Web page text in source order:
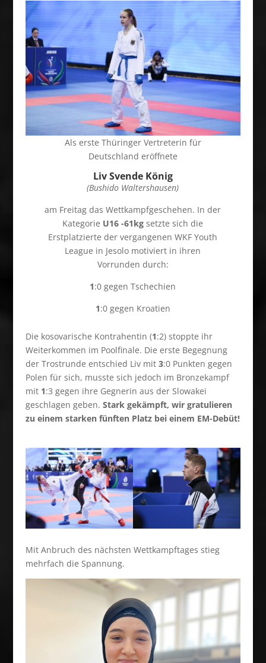
Als erste Thüringer Vertreterin für
Deutschland eröffnete
Liv Svende König
(Bushido Waltershausen)
am Freitag das Wettkampfgeschehen. In der
Kategorie U16 -61kg setzte sich die
Erstplatzierte der vergangenen WKF Youth
League in Jesolo motiviert in ihren
Vorrunden durch:
1:0 gegen Tschechien
1:0 gegen Kroatien
Die kosovarische Kontrahentin (1:2) stoppte ihr
Weiterkommen im Poolfinale. Die erste Begegnung
der Trostrunde entschied Liv mit 3:0 Punkten gegen
Polen für sich, musste sich jedoch im Bronzekampf
mit 1:3 gegen ihre Gegnerin aus der Slowakei
geschlagen geben. Stark gekämpft, wir gratulieren
zu einem starken fünften Platz bei einem EM-Debüt!
Mit Anbruch des nächsten Wettkampftages stieg
mehrfach die Spannung.